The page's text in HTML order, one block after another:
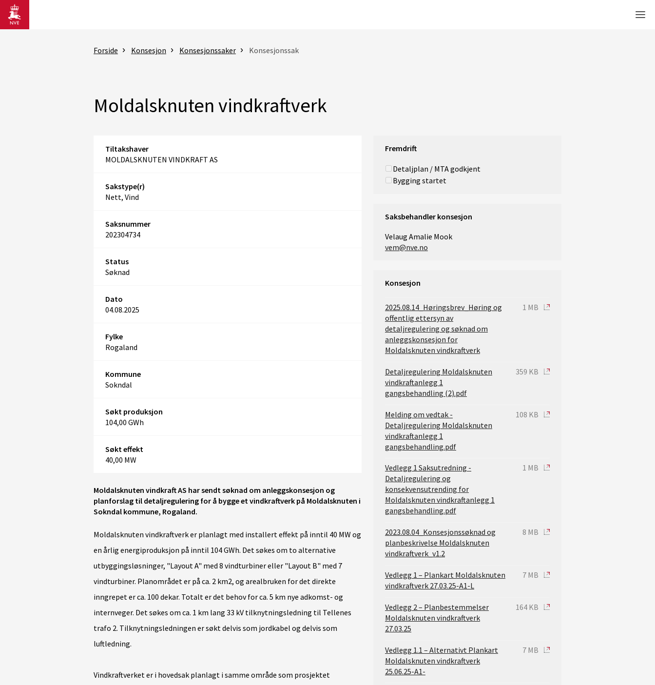
Gå til hovedinnhold
Forside Konsesjon Konsesjonssaker Konsesjonssak
Moldalsknuten vindkraftverk
Tiltakshaver
MOLDALSKNUTEN VINDKRAFT AS
Sakstype(r)
Nett, Vind
Saksnummer
202304734
Status
Søknad
Dato
04.08.2025
Fylke
Rogaland
Kommune
Sokndal
Søkt produksjon
104,00 GWh
Søkt effekt
40,00 MW
Moldalsknuten vindkraft AS har sendt søknad om anleggskonsesjon og
planforslag til detaljregulering for å bygge et vindkraftverk på Moldalsknuten i
Sokndal kommune, Rogaland.
Moldalsknuten vindkraftverk er planlagt med installert effekt på inntil 40 MW og
en årlig energiproduksjon på inntil 104 GWh. Det søkes om to alternative
utbyggingsløsninger, "Layout A" med 8 vindturbiner eller "Layout B" med 7
vindturbiner. Planområdet er på ca. 2 km2, og arealbruken for det direkte
inngrepet er ca. 100 dekar. Totalt er det behov for ca. 5 km nye adkomst- og
internveger. Det søkes om ca. 1 km lang 33 kV tilknytningsledning til Tellenes
trafo 2. Tilknytningsledningen er søkt delvis som jordkabel og delvis som
luftledning.
Vindkraftverket er i hovedsak planlagt i samme område som prosjektet
Fremdrift
Detaljplan / MTA godkjent
Bygging startet
Saksbehandler konsesjon
Velaug Amalie Mook
vem@nve.no
Konsesjon
2025.08.14_Høringsbrev_Høring og
offentlig ettersyn av
detaljregulering og søknad om
anleggskonsesjon for
Moldalsknuten vindkraftverk
1 MB
Detaljregulering Moldalsknuten
vindkraftanlegg 1
gangsbehandling (2).pdf
359 KB
Melding om vedtak -
Detaljregulering Moldalsknuten
vindkraftanlegg 1
gangsbehandling.pdf
108 KB
Vedlegg 1 Saksutredning -
Detaljregulering og
konsekvensutrending for
Moldalsknuten vindkraftanlegg 1
gangsbehandling.pdf
1 MB
2023.08.04_Konsesjonssøknad og
planbeskrivelse Moldalsknuten
vindkraftverk_v1.2
8 MB
Vedlegg 1 – Plankart Moldalsknuten
vindkraftverk 27.03.25-A1-L
7 MB
Vedlegg 2 – Planbestemmelser
Moldalsknuten vindkraftverk
27.03.25
164 KB
Vedlegg 1.1 – Alternativt Plankart
Moldalsknuten vindkraftverk
25.06.25-A1-
7 MB